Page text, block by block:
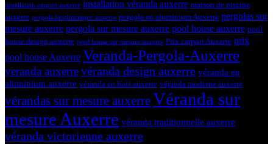
installation carport auxerre installation véranda auxerre maison de piscine
auxerre pergola bioclimatique auxerre pergola en aluminium Auxerre pergolas sur
mesure auxerre pergola sur mesure auxerre pool house auxerre pool
house design auxerre pool house sur mesure auxerre Prix carport Auxerre prix
pool house Auxerre Veranda-Pergola-Auxerre
veranda auxerrevéranda design auxerre véranda en
aluminium auxerre véranda en bois auxerre véranda moderne auxerre
vérandas sur mesure auxerreVéranda sur
mesure Auxerre véranda traditionnelle auxerre
véranda victorienne auxerre